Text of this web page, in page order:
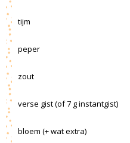
tijm
peper
zout
verse gist (of 7 g instantgist)
bloem (+ wat extra)